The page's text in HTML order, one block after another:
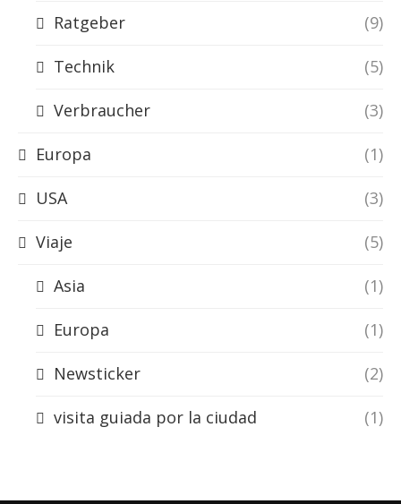
Ratgeber (9)
Technik (5)
Verbraucher (3)
Europa (1)
USA (3)
Viaje (5)
Asia (1)
Europa (1)
Newsticker (2)
visita guiada por la ciudad (1)